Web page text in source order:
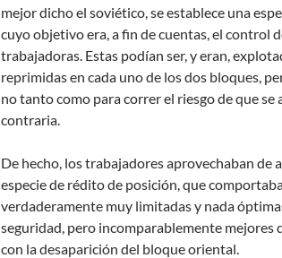
mejor dicho el soviético, se establece una
cuyo objetivo era, a fin de cuentas, el control
trabajadoras. Estas podían ser, y eran,
reprimidas en cada uno de los dos bloques,
no tanto como para correr el riesgo de que se
contraria.
De hecho, los trabajadores aprovechaban de
especie de rédito de posición, que
verdaderamente muy limitadas y nada
seguridad, pero incomparablemente mejores
con la desaparición del bloque oriental.